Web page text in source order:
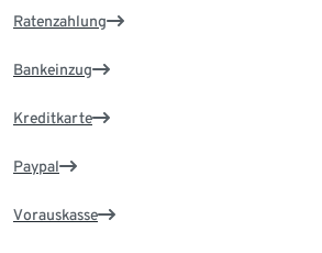
Ratenzahlung
Bankeinzug
Kreditkarte
Paypal
Vorauskasse